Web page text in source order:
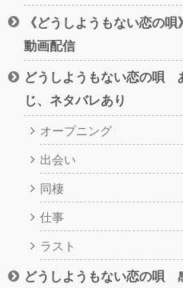
《どうしようもない恋の唄
動画配信
どうしようもない恋の唄
じ、ネタバレあり
オープニング
出会い
同棲
仕事
ラスト
どうしようもない恋の唄